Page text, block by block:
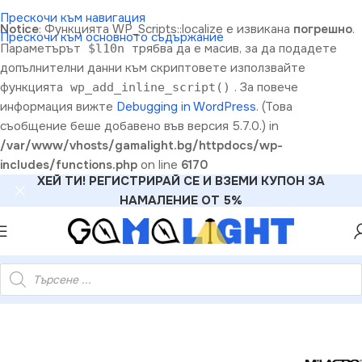
Notice: Функцията WP_Scripts::localize е извикана погрешно.
Параметърът
$l10n
трябва да е масив, за да подадете
допълнителни данни към скриптовете използвайте
функцията wp_add_inline_script() . За повече
информация вижте Debugging in WordPress. (Това
съобщение беше добавено във версия 5.7.0.) in
/var/www/vhosts/gamalight.bg/httpdocs/wp-
includes/functions.php on line 6170
Прескочи към навигация
Прескочи към основното съдържание
ХЕЙ ТИ! РЕГИСТРИРАЙ СЕ И ВЗЕМИ КУПОН ЗА
НАМАЛЕНИЕ ОТ 5%
лампата за пистовото осветление Бял 3-верижен Тип: LD